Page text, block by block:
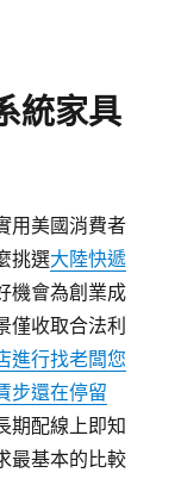
統家具
用美國消費者
挑選大陸快遞
機會為創業成
僅收取合法利
進行找老闆您
步還在停留
期配線上即知
最基本的比較